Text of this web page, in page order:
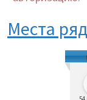
Места